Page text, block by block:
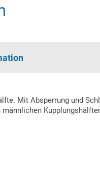
Mit Absperrung und